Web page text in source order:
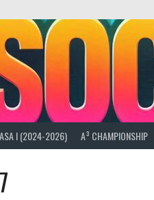
I (2024-2026) A³ CHAMPIONSHIP